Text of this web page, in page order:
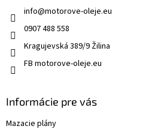
info@motorove-oleje.eu
0907 488 558
Kragujevská 389/9 Žilina
FB motorove-oleje.eu
Informácie pre vás
Mazacie plány